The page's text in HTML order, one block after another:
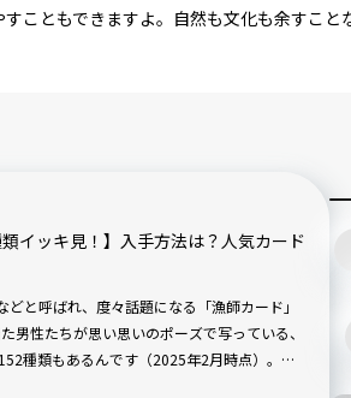
こともできますよ。自然も文化も余すこ
イッキ見！】入手方法は？人気カード
と呼ばれ、度々話題になる「漁師カード」
男性たちが思い思いのポーズで写っている、
種類もあるんです（2025年2月時点）。な